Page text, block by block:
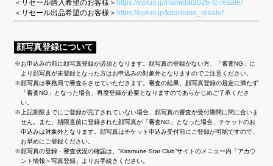
＜リセール購入希望のお客様＞https://eplus.jp/namidai2026-fc-resale/
＜リセール出品希望のお客様＞https://eplus.jp/kiramune_resale/
顔写真登録について
お申込みの前に顔写真登録が必須となります。顔写真の登録がない方、「審査NG」に
より顔写真が未登録となった方はお申込みの対象外となりますのでご注意ください。
顔写真は事務局で審査をさせていただきます。審査の結果、顔写真登録の規定に満たず
「審査NG」となった場合、再度登録が必要となりますのであらかじめご了承くださ
い。
上記期限までにご登録が完了されていない場合、顔写真の審査が受付期間に間に合いま
せん。また、期限直前に登録された顔写真が「審査NG」となった場合、チケットのお
申込みは対象外となります。顔写真はチケット申込み受付前にご登録が可能ですので、
お早めにご登録ください。
顔写真の登録・審査状況の確認は、“Kiramune Star Club”サイトのメニュー内「アカウ
ント情報＞写真登録」よりお手続きください。